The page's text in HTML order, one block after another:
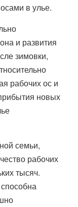
в улье.
и развития
зимовки,
рабочих ос и
новых
семьи,
рабочих
тысяч.